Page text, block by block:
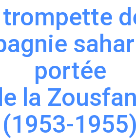
trompette
portée
la
(1953-